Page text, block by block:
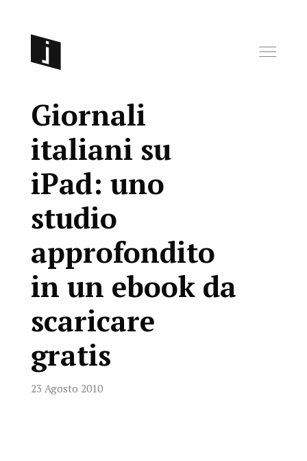
Giornali
italiani su
iPad: uno
studio
approfondito
in un ebook da
scaricare
gratis
23 Agosto 2010